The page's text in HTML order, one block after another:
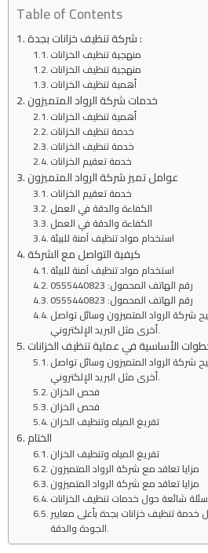
Table of Contents
شركة تنظيف خزانات بجدة :
منهجية تنظيف الخزانات
منهجية تنظيف الخزانات
أهمية تنظيف الخزانات
خدمات شركة الرواد المتميزون
أهمية تنظيف الخزانات
خدمة تنظيف الخزانات
خدمة تنظيف الخزانات
خدمة تعقيم الخزانات
عوامل تميز شركة الرواد المتميزون
خدمة تعقيم الخزانات
الكفاءة والدقة في العمل
الكفاءة والدقة في العمل
استخدام مواد تنظيف آمنة للبيئة
كيفية التواصل مع الشركة
استخدام مواد تنظيف آمنة للبيئة
رقم الهاتف المحمول: 0555440823
رقم الهاتف المحمول: 0555440823
شركة الرواد المتميزون وسائل تواصل
أخرى مثل البريد الإلكتروني.
الأساسية في عملية تنظيف الخزانات
شركة الرواد المتميزون وسائل تواصل
أخرى مثل البريد الإلكتروني.
فحص الخزان
فحص الخزان
تفريغ المياه وتنظيف الخزان
الختام
تفريغ المياه وتنظيف الخزان
مزايا تعاقد مع شركة الرواد المتميزون
مزايا تعاقد مع شركة الرواد المتميزون
شائعة حول خدمات تنظيف الخزانات
خدمة تنظيف خزانات بجدة بأعلى معايير
الجودة والدقة.